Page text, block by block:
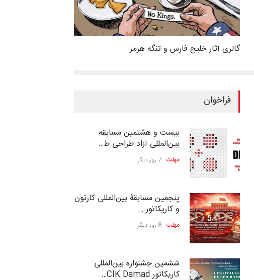
گالری آثار خلیج فارس و تنگه هرمز
فراخوان
بیست و هشتمین مسابقه
بین‌المللی آزاد طراحی ط…
مهلت 7 روز دیگر
پنجمین مسابقۀ بین‌المللی کارتون
و کاریکاتور …
مهلت 8 روز دیگر
ششمین جشنواره بین‌المللی
کاریکاتور CIK Damad…